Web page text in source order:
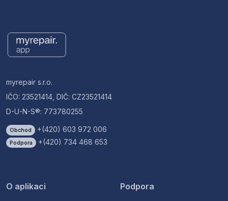
myrepair s.r.o.
IČO: 23521414, DIČ: CZ23521414
D-U-N-S®: 773780255
Obchod +(420) 603 972 006
Podpora +(420) 734 468 653
O aplikaci Podpora